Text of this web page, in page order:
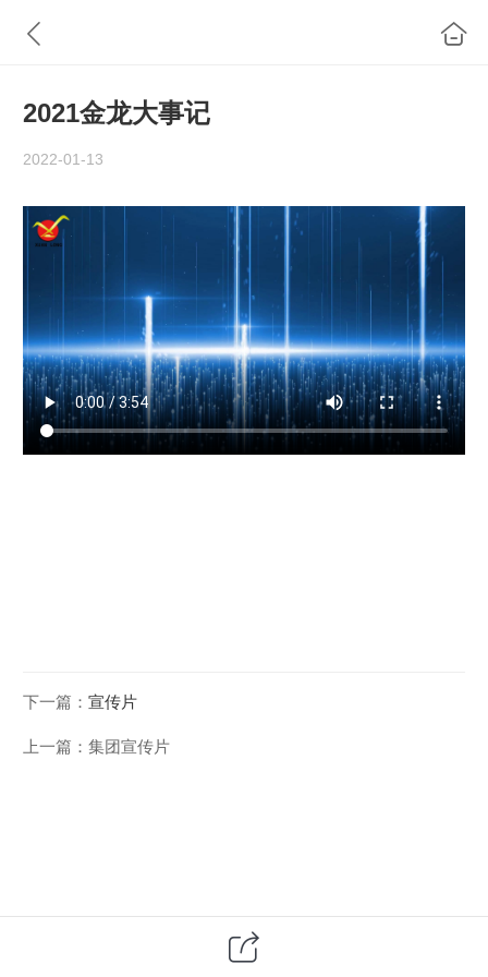
2021金龙大事记
2022-01-13
下一篇： 宣传片
上一篇： 集团宣传片